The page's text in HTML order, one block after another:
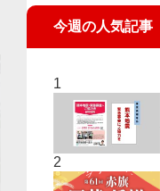
今週の人気記事